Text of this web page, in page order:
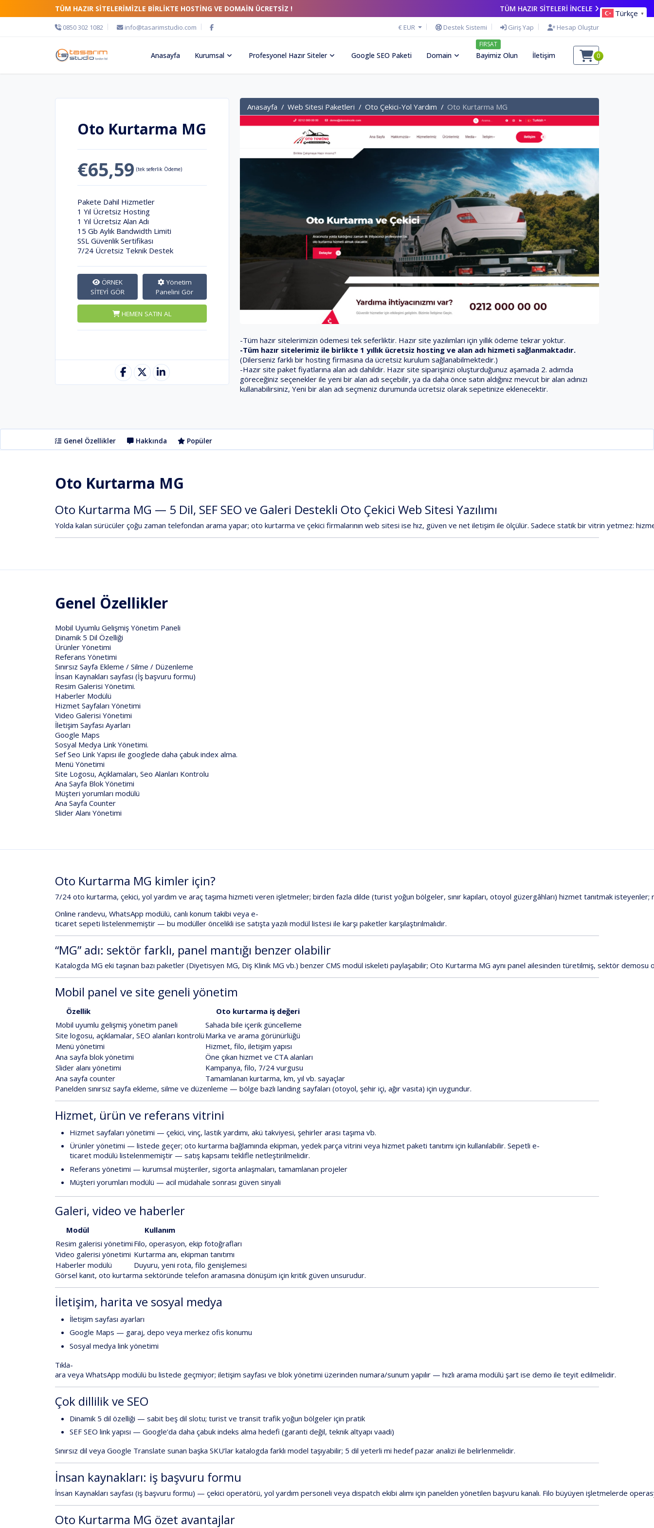
TÜM HAZIR SİTELERİMİZLE BİRLİKTE HOSTİNG VE DOMAİN ÜCRETSİZ ! TÜM HAZIR SİTELERİ İNCELE
0850 302 1082 info@tasarimstudio.com € EUR Destek Sistemi Giriş Yap Hesap Oluştur
Anasayfa Kurumsal Profesyonel Hazır Siteler Google SEO Paketi Domain
FIRSAT
Bayimiz Olun İletişim 0
Oto Kurtarma MG
€65,59 (tek seferlik Ödeme)
Pakete Dahil Hizmetler
1 Yıl Ücretsiz Hosting
1 Yıl Ücretsiz Alan Adı
15 Gb Aylık Bandwidth Limiti
SSL Güvenlik Sertifikası
7/24 Ücretsiz Teknik Destek
ÖRNEK
SİTEYİ GÖR
Yönetim
Panelini Gör
HEMEN SATIN AL
Anasayfa Web Sitesi Paketleri Oto Çekici-Yol Yardım Oto Kurtarma MG
-Tüm hazır sitelerimizin ödemesi tek seferliktir. Hazır site yazılımları için yıllık ödeme tekrar yoktur.
-Tüm hazır sitelerimiz ile birlikte 1 yıllık ücretsiz hosting ve alan adı hizmeti sağlanmaktadır.
(Dilerseniz farklı bir hosting firmasına da ücretsiz kurulum sağlanabilmektedir.)
-Hazır site paket fiyatlarına alan adı dahildir. Hazır site siparişinizi oluşturduğunuz aşamada 2. adımda
göreceğiniz seçenekler ile yeni bir alan adı seçebilir, ya da daha önce satın aldığınız mevcut bir alan adınızı
kullanabilirsiniz, Yeni bir alan adı seçmeniz durumunda ücretsiz olarak sepetinize eklenecektir.
Genel Özellikler Hakkında Popüler
Oto Kurtarma MG
Oto Kurtarma MG — 5 Dil, SEF SEO ve Galeri Destekli Oto Çekici Web Sitesi Yazılımı
Yolda kalan sürücüler çoğu zaman telefondan arama yapar; oto kurtarma ve çekici firmalarının web sitesi ise hız, güven ve net iletişim ile ölçülür. Sadece statik bir vitrin yetmez:
Genel Özellikler
Mobil Uyumlu Gelişmiş Yönetim Paneli
Dinamik 5 Dil Özelliği
Ürünler Yönetimi
Referans Yönetimi
Sınırsız Sayfa Ekleme / Silme / Düzenleme
İnsan Kaynakları sayfası (İş başvuru formu)
Resim Galerisi Yönetimi.
Haberler Modülü
Hizmet Sayfaları Yönetimi
Video Galerisi Yönetimi
İletişim Sayfası Ayarları
Google Maps
Sosyal Medya Link Yönetimi.
Sef Seo Link Yapısı ile googlede daha çabuk index alma.
Menü Yönetimi
Site Logosu, Açıklamaları, Seo Alanları Kontrolu
Ana Sayfa Blok Yönetimi
Müşteri yorumları modülü
Ana Sayfa Counter
Slider Alanı Yönetimi
Oto Kurtarma MG kimler için?
7/24 oto kurtarma, çekici, yol yardım ve araç taşıma hizmeti veren işletmeler; birden fazla dilde (turist yoğun bölgeler, sınır kapıları, otoyol güzergâhları) hizmet tanıtmak isteyenler;
Online randevu, WhatsApp modülü, canlı konum takibi veya e-
ticaret sepeti listelenmemiştir — bu modüller öncelikli ise satışta yazılı modül listesi ile karşı paketler karşılaştırılmalıdır.
“MG” adı: sektör farklı, panel mantığı benzer olabilir
Katalogda MG eki taşınan bazı paketler (Diyetisyen MG, Diş Klinik MG vb.) benzer CMS modül iskeleti paylaşabilir; Oto Kurtarma MG aynı panel ailesinden türetilmiş, sektör demosu
Mobil panel ve site geneli yönetim
Özellik Oto kurtarma iş değeri
Mobil uyumlu gelişmiş yönetim paneli Sahada bile içerik güncelleme
Site logosu, açıklamalar, SEO alanları kontrolü Marka ve arama görünürlüğü
Menü yönetimi Hizmet, filo, iletişim yapısı
Ana sayfa blok yönetimi Öne çıkan hizmet ve CTA alanları
Slider alanı yönetimi Kampanya, filo, 7/24 vurgusu
Ana sayfa counter Tamamlanan kurtarma, km, yıl vb. sayaçlar
Panelden sınırsız sayfa ekleme, silme ve düzenleme — bölge bazlı landing sayfaları (otoyol, şehir içi, ağır vasıta) için uygundur.
Hizmet, ürün ve referans vitrini
Hizmet sayfaları yönetimi — çekici, vinç, lastik yardımı, akü takviyesi, şehirler arası taşıma vb.
Ürünler yönetimi — listede geçer; oto kurtarma bağlamında ekipman, yedek parça vitrini veya hizmet paketi tanıtımı için kullanılabilir. Sepetli e-
ticaret modülü listelenmemiştir — satış kapsamı teklifle netleştirilmelidir.
Referans yönetimi — kurumsal müşteriler, sigorta anlaşmaları, tamamlanan projeler
Müşteri yorumları modülü — acil müdahale sonrası güven sinyali
Galeri, video ve haberler
Modül
Kullanım
Resim galerisi yönetimi Filo, operasyon, ekip fotoğrafları
Video galerisi yönetimi Kurtarma anı, ekipman tanıtımı
Haberler modülü Duyuru, yeni rota, filo genişlemesi
Görsel kanıt, oto kurtarma sektöründe telefon aramasına dönüşüm için kritik güven unsurudur.
İletişim, harita ve sosyal medya
İletişim sayfası ayarları
Google Maps — garaj, depo veya merkez ofis konumu
Sosyal medya link yönetimi
Tıkla-
ara veya WhatsApp modülü bu listede geçmiyor; iletişim sayfası ve blok yönetimi üzerinden numara/sunum yapılır — hızlı arama modülü şart ise demo ile teyit edilmelidir.
Çok dillilikve SEO
Dinamik 5 dil özelliği — sabit beş dil slotu; turist ve transit trafik yoğun bölgeler için pratik
SEF SEO link yapısı — Google’da daha çabuk indeks alma hedefi (garanti değil, teknik altyapı vaadi)
Sınırsız dil veya Google Translate sunan başka SKU’lar katalogda farklı model taşıyabilir; 5 dil yeterli mi hedef pazar analizi ile belirlenmelidir.
İnsan kaynakları: iş başvuru formu
İnsan Kaynakları sayfası (iş başvuru formu) — çekici operatörü, yol yardım personeli veya dispatch ekibi alımı için panelden yönetilen başvuru kanalı. Filo büyüyen işletmelerde
Oto Kurtarma MG özet avantajlar
Türkçe ▼